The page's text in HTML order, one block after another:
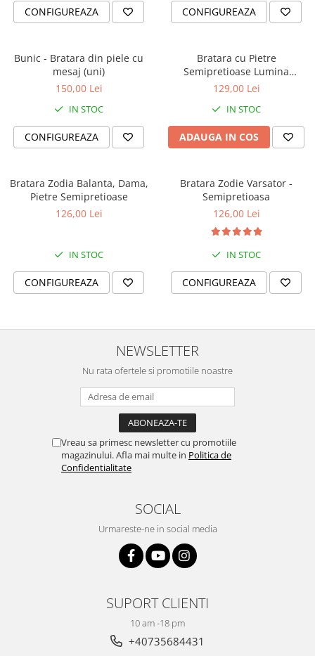
CONFIGUREAZA CONFIGUREAZA
Bunic - Bratara din piele cu
mesaj (uni)
150,00 Lei
IN STOC
CONFIGUREAZA
Bratara cu Pietre
Semipretioase Lumina
Sufletului
129,00 Lei
IN STOC
ADAUGA IN COS
Bratara Zodia Balanta, Dama,
Pietre Semipretioase
126,00 Lei
IN STOC
CONFIGUREAZA
Bratara Zodie Varsator -
Semipretioasa
126,00 Lei
IN STOC
CONFIGUREAZA
NEWSLETTER
Nu rata ofertele si promotiile noastre
Vreau sa primesc newsletter cu promotiile
magazinului. Afla mai multe in Politica de
Confidentialitate
SOCIAL
Urmareste-ne in social media
SUPORT CLIENTI
10 am -18 pm
+40735684431